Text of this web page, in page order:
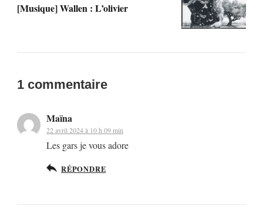
[Musique] Wallen : L’olivier
1 commentaire
Maïna
22 avril 2024 à 10 h 09 min
Les gars je vous adore
RÉPONDRE